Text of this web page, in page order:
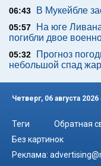
06:43 В Мукейбле
05:57
На юге
погибли двое
05:32
Прогноз
небольшой спад
Четверг, 06 августа 2026
Теги Обратная
Без картинок
Реклама: